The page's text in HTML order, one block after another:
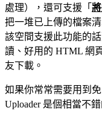
處理），還可支援「
把一堆已上傳的檔案
該空間支援此功能的
讀、好用的 HTML 網
友下載。
如果你常常需要用到
Uploader 是個相當不